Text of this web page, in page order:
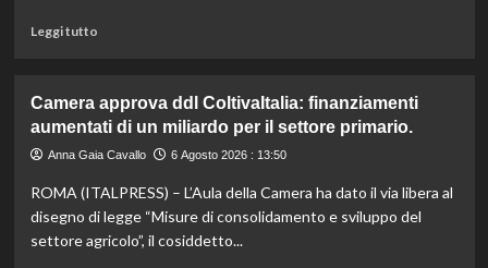
Leggi tuttoLeggi
Mortadella
ritirata:
rischio
scopri
quali
marche
Camera approva ddl ColtivaItalia: finanziamenti
aumentati di un miliardo per il settore primario.
Anna Gaia Cavallo 6 Agosto 2026 : 13:50
ROMA (ITALPRESS) – L’Aula della Camera ha dato il via libera al
disegno di legge “Misure di consolidamento e sviluppo del
settore agricolo”, il cosiddetto...